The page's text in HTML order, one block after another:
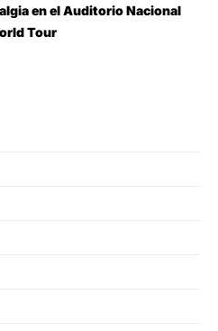
en el Auditorio Nacional
Tour